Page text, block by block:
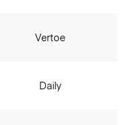
Vertoe
Daily